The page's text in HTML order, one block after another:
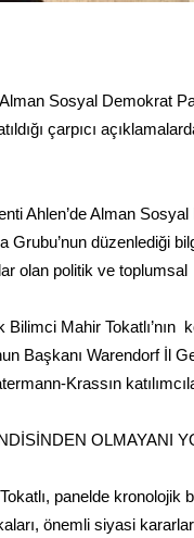
Sosyal Demokrat
çarpıcı
Ahlen’de Alman
Grubu’nun düzenlediği
olan politik ve toplumsal
Bilimci Mahir
Başkanı Warendorf İl
Krassın
OLMAYANI
panelde
önemli siyasi